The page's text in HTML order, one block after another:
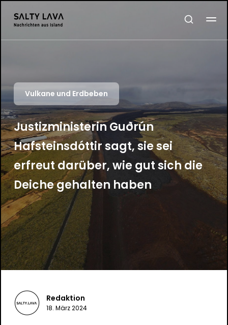
Vulkane und Erdbeben
Justizministerin Guðrún
Hafsteinsdóttir sagt, sie sei
erfreut darüber, wie gut sich die
Deiche gehalten haben
Redaktion
18. März 2024